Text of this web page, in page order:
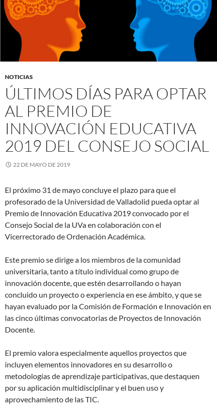
NOTICIAS
ÚLTIMOS DÍAS PARA OPTAR
AL PREMIO DE
INNOVACIÓN EDUCATIVA
2019 DEL CONSEJO SOCIAL
22 DE MAYO DE 2019
El próximo 31 de mayo concluye el plazo para que el
profesorado de la Universidad de Valladolid pueda optar al
Premio de Innovación Educativa 2019 convocado por el
Consejo Social de la UVa en colaboración con el
Vicerrectorado de Ordenación Académica.
Este premio se dirige a los miembros de la comunidad
universitaria, tanto a título individual como grupo de
innovación docente, que estén desarrollando o hayan
concluido un proyecto o experiencia en ese ámbito, y que se
hayan evaluado por la Comisión de Formación e Innovación en
las cinco últimas convocatorias de Proyectos de Innovación
Docente.
El premio valora especialmente aquellos proyectos que
incluyen elementos innovadores en su desarrollo o
metodologías de aprendizaje participativas, que destaquen
por su aplicación multidisciplinar y el buen uso y
aprovechamiento de las TIC.